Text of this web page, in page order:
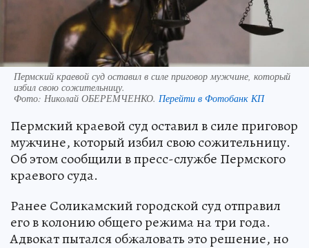
Пермский краевой суд оставил в силе приговор мужчине, который
избил свою сожительницу.
Фото: Николай ОБЕРЕМЧЕНКО. Перейти в Фотобанк КП
Пермский краевой суд оставил в силе приговор
мужчине, который избил свою сожительницу.
Об этом сообщили в пресс-службе Пермского
краевого суда.
Ранее Соликамский городской суд отправил
его в колонию общего режима на три года.
Адвокат пытался обжаловать это решение, но